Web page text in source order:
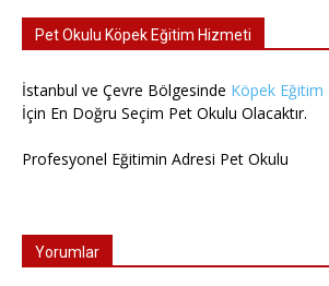
Pet Okulu Köpek Eğitim Hizmeti
İstanbul ve Çevre Bölgesinde Köpek Eğitim
İçin En Doğru Seçim Pet Okulu Olacaktır.
Profesyonel Eğitimin Adresi Pet Okulu
Yorumlar